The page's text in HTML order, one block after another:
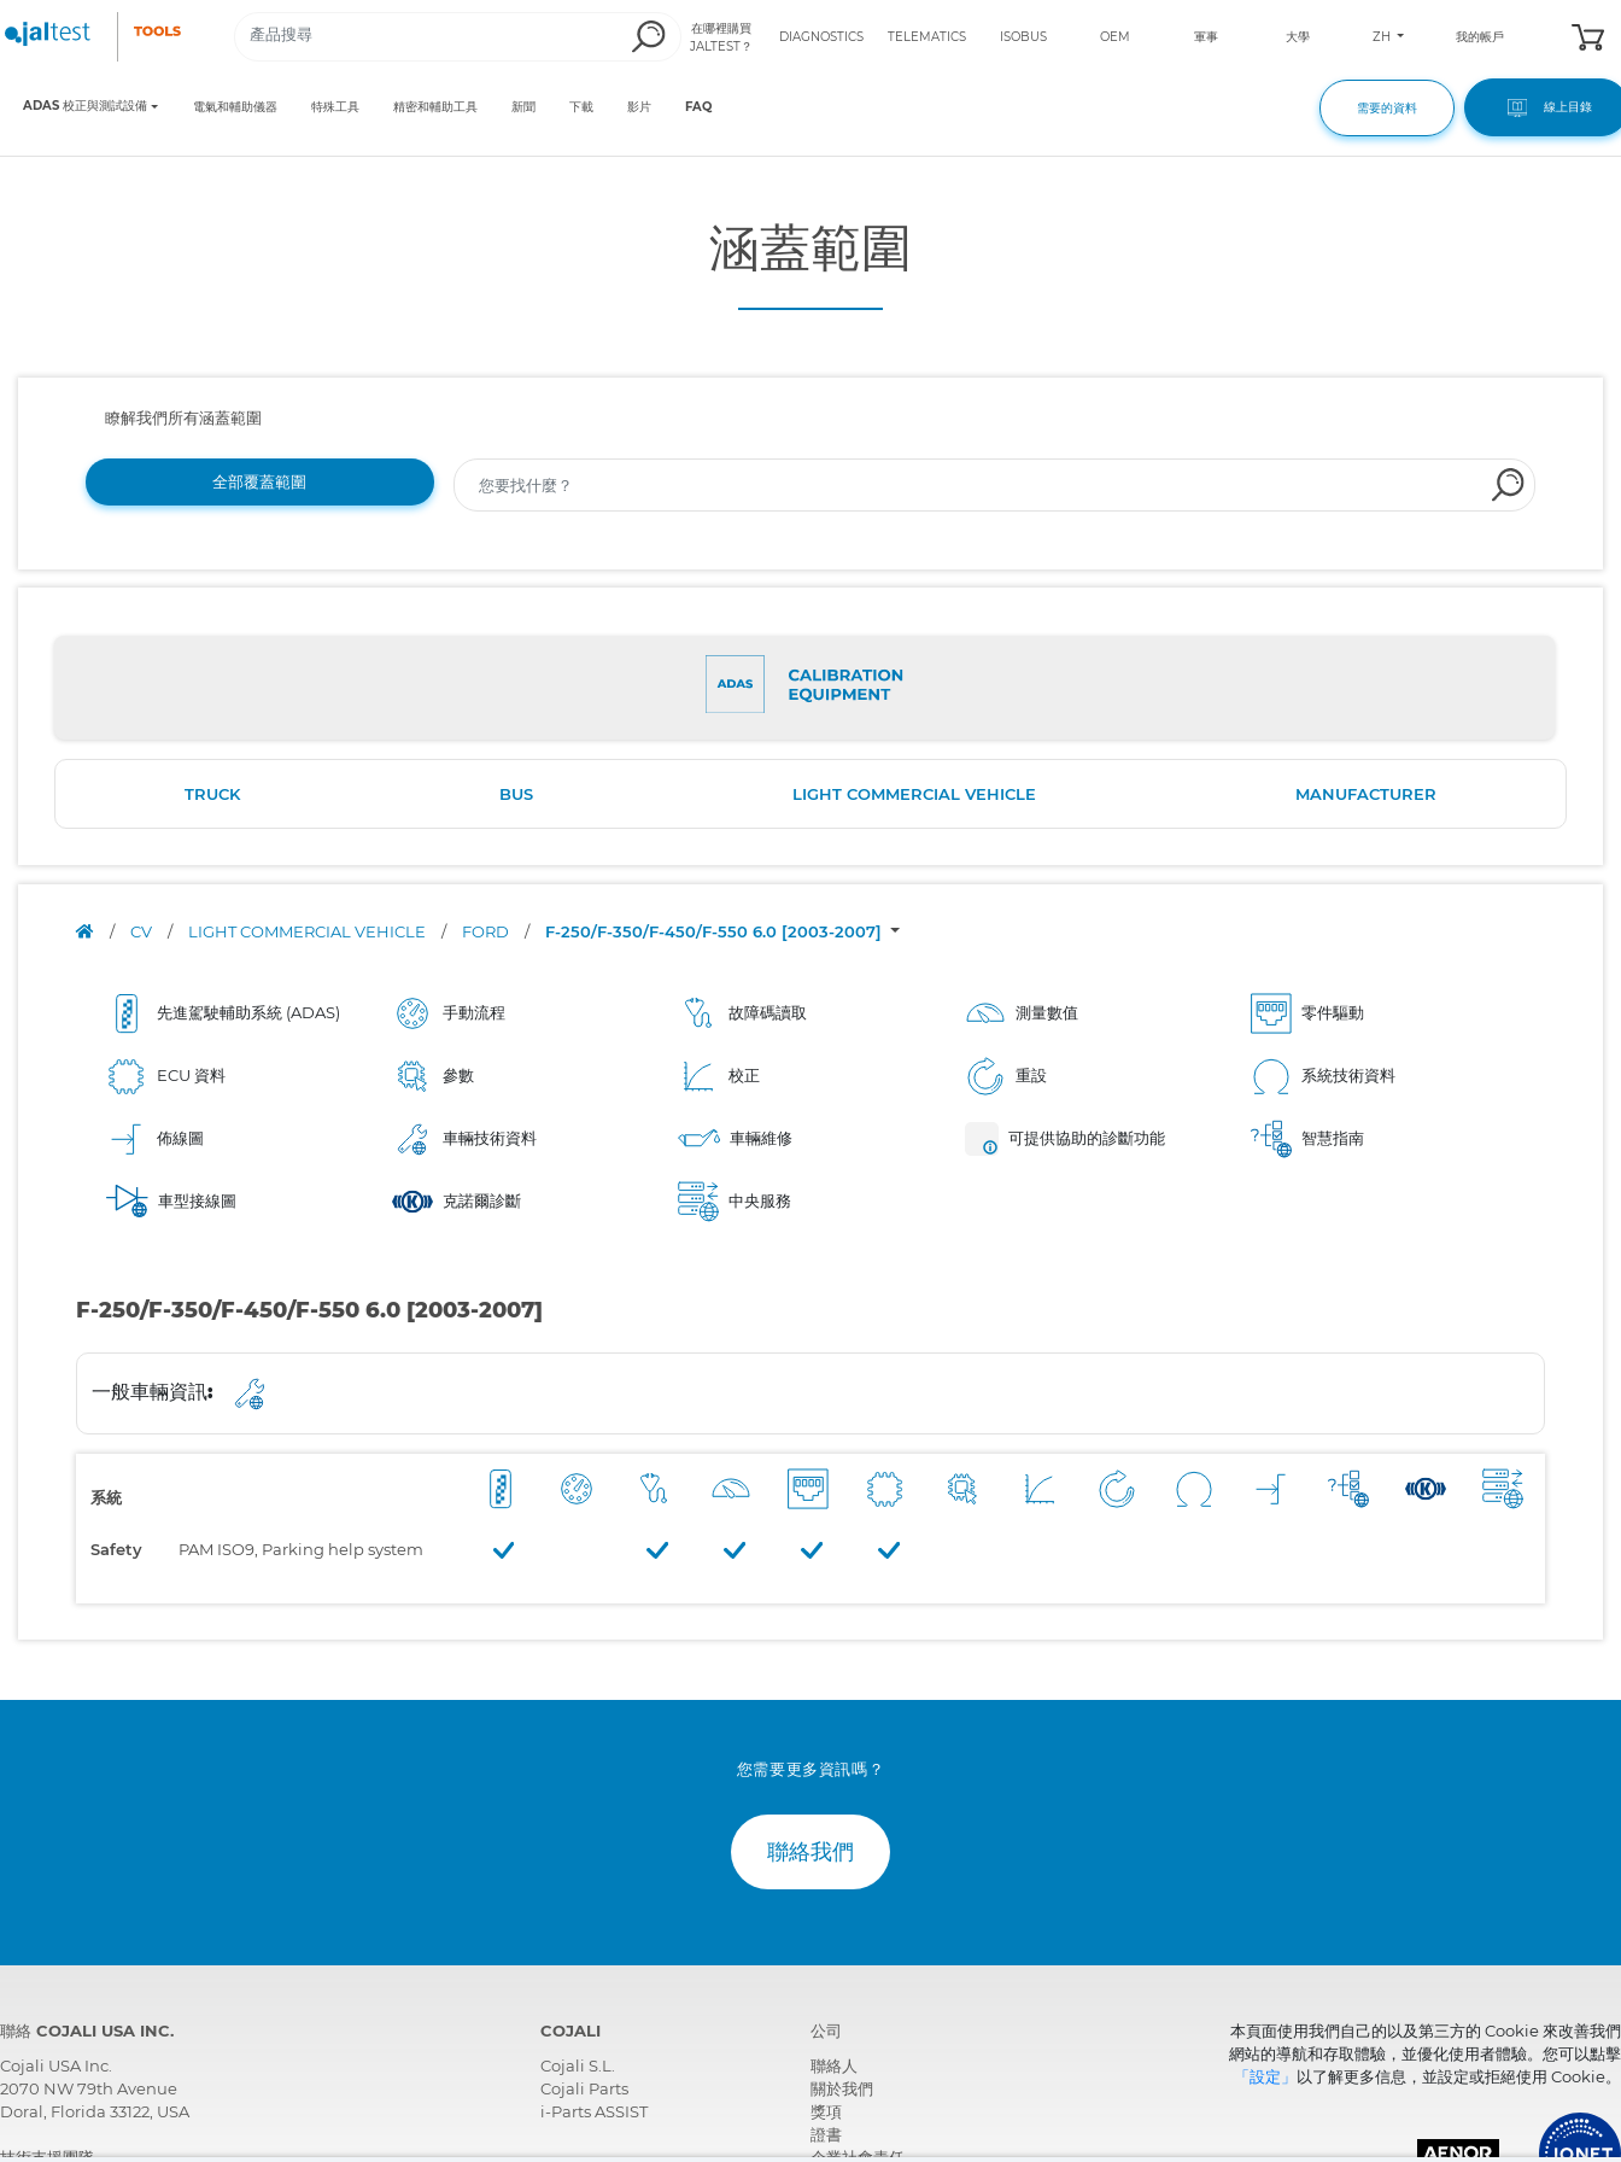
在哪裡購買
JALTEST？
DIAGNOSTICS TELEMATICS ISOBUS OEM 軍事 大學 ZH 我的帳戶
ADAS 校正與測試設備 電氣和輔助儀器 特殊工具 精密和輔助工具 新聞 下載 影片 FAQ 需要的資料 線上目錄
涵蓋範圍
瞭解我們所有涵蓋範圍
全部覆蓋範圍
TRUCK BUS LIGHT COMMERCIAL VEHICLE MANUFACTURER
/ CV / LIGHT COMMERCIAL VEHICLE / FORD / F-250/F-350/F-450/F-550 6.0 [2003-2007]
先進駕駛輔助系統 (ADAS) 手動流程 故障碼讀取 測量數值 零件驅動
ECU 資料 參數 校正 重設 系統技術資料
佈線圖 車輛技術資料 車輛維修 可提供協助的診斷功能 智慧指南
車型接線圖 克諾爾診斷 中央服務
F-250/F-350/F-450/F-550 6.0 [2003-2007]
一般車輛資訊:
系統
Safety PAM ISO9, Parking help system
您需要更多資訊嗎？
聯絡我們
聯絡 COJALI USA INC.
Cojali USA Inc.
2070 NW 79th Avenue
Doral, Florida 33122, USA
技術支援團隊
COJALI
Cojali S.L.
Cojali Parts
i-Parts ASSIST
公司
聯絡人
關於我們
獎項
證書
企業社會責任
本頁面使用我們自己的以及第三方的 Cookie 來改善我們
網站的導航和存取體驗，並優化使用者體驗。您可以點擊
「設定」 以了解更多信息，並設定或拒絕使用 Cookie。